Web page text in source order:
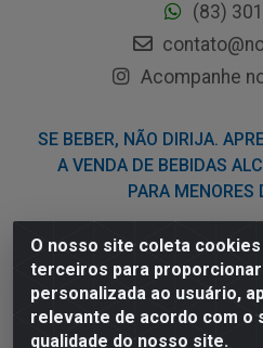
O nosso site coleta
terceiros para
personalizada ao usuário,
relevante de acordo com o
qualidade do nosso site.
(83)
Acompanhe
SE BEBER, NÃO DIRIJA.
A VENDA DE BEBIDAS
PARA MENORES
Nordil Distribuidora - Avenida
Sesi - Bayeux/PB - CEP
03.775.813/